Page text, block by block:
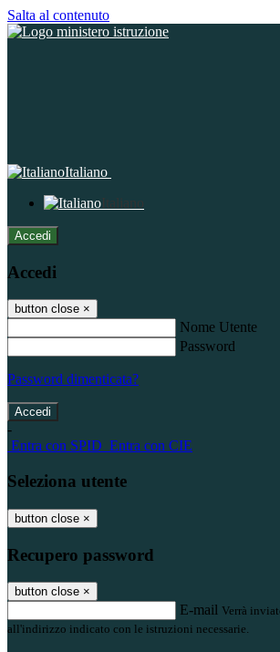
Salta al contenuto
Italiano
Italiano
Accedi
Accedi
button close ×
Nome Utente
Password
Password dimenticata?
-
Entra con SPID Entra con CIE
Seleziona utente
button close ×
Recupero password
button close ×
E-mail Verrà
all'indirizzo indicato con le istruzioni necessarie.